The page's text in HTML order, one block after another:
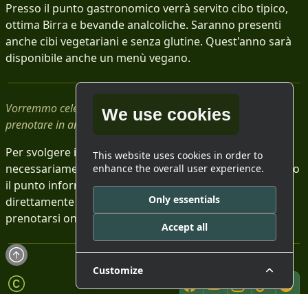
Presso il punto gastronomico verrà servito cibo tipico,
ottima Birra e bevande analcoliche. Saranno presenti
anche cibi vegetariani e senza glutine. Quest'anno sarà
disponibile anche un menù vegano.
Vorremmo celebrare la nostra Sacra Unione. E' possibile
prenotare in anticipo?
Per svolgere il rito di passaggio bisogna
necessariamente prenotarsi il Venerdì o il Sabato presso
il punto informativo del Cerchio Druidico Italiano,
direttamente alla manifestazione. NON è possibile
prenotarsi on line.
We use cookies
This website uses cookies in order to
enhance the overall user experience.
Only essentials
Accept all
Customize